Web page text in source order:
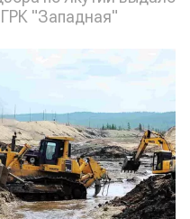
"Западная"